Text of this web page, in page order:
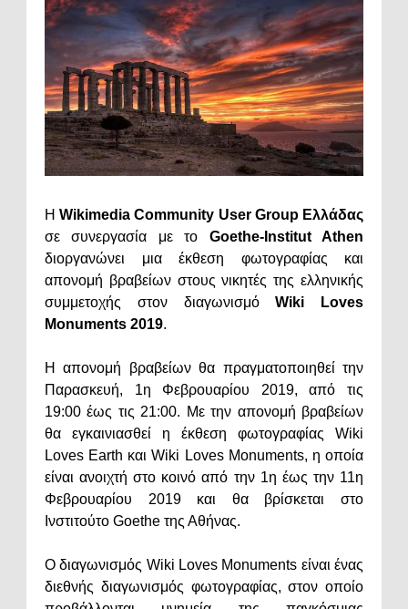
ΗWikimedia Community User Group Ελλάδας
σε συνεργασία με το Goethe-Institut Athen
διοργανώνει μια έκθεση φωτογραφίας και
απονομή βραβείων στους νικητές της ελληνικής
συμμετοχής στον διαγωνισμόWiki Loves
Monuments 2019.
Η απονομή βραβείων θα πραγματοποιηθεί την
Παρασκευή, 1η Φεβρουαρίου 2019, από τις
19:00 έως τις 21:00. Με την απονομή βραβείων
θα εγκαινιασθεί η έκθεση φωτογραφίας Wiki
Loves Earth και Wiki Loves Monuments, η οποία
είναι ανοιχτή στο κοινό από την 1η έως την 11η
Φεβρουαρίου 2019 και θα βρίσκεται στο
Ινστιτούτο Goethe της Αθήνας.
Ο διαγωνισμός Wiki Loves Monuments είναι ένας
διεθνής διαγωνισμός φωτογραφίας, στον οποίο